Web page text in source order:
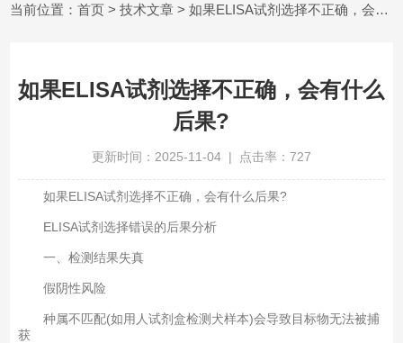
当前位置：首页 >技术文章 > 如果ELISA试剂选择不正确，会有什么后果?
如果ELISA试剂选择不正确，会有什么
后果?
更新时间：2025-11-04 | 点击率：727
如果ELISA试剂选择不正确，会有什么后果?
ELISA试剂选择错误的后果分析
一、检测结果失真
假阴性风险‌
种属不匹配(如用人试剂盒检测犬样本)会导致目标物无法被捕
获‌